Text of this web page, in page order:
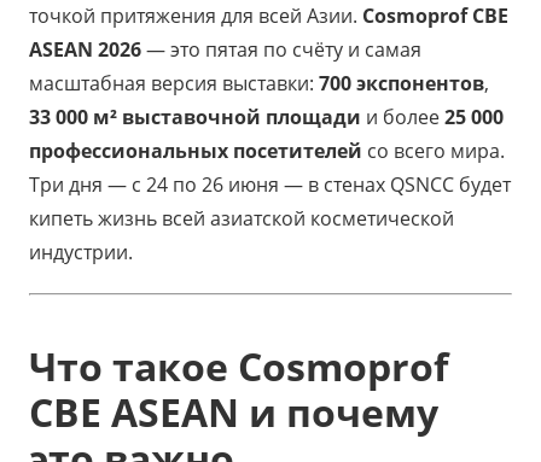
точкой притяжения для всей Азии. Cosmoprof CBE
ASEAN 2026— это пятая по счёту и самая
масштабная версия выставки: 700 экспонентов,
33 000 м² выставочной площади и более25 000
профессиональных посетителей со всего мира.
Три дня — с 24 по 26 июня — в стенах QSNCC будет
кипеть жизнь всей азиатской косметической
индустрии.
Что такое Cosmoprof
CBE ASEAN и почему